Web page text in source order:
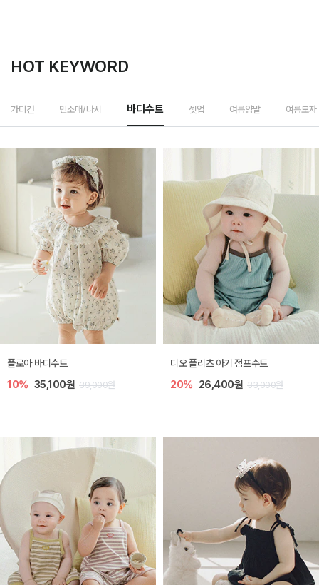
HOT KEYWORD
가디건 민소매/나시 바디수트 셋업 여름양말 여름모자
[SIZE ~6Y] 레티 라운지 셋업
30% 21,000원 30,000원
[SIZE ~6Y] 셸리 플리츠 쓰리피스 셋
업